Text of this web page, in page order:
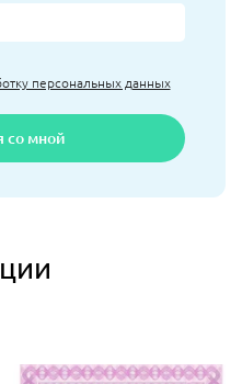
персональных данных
со мной